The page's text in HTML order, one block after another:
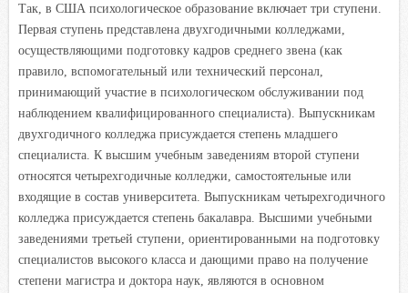
Так, в США психологическое образование включает три ступени.
Первая ступень представлена двухгодичными колледжами,
осуществляющими подготовку кадров среднего звена (как
правило, вспомогательный или технический персонал,
принимающий участие в психологическом обслуживании под
наблюдением квалифицированного специалиста). Выпускникам
двухгодичного колледжа присуждается степень младшего
специалиста. К высшим учебным заведениям второй ступени
относятся четырехгодичные колледжи, самостоятельные или
входящие в состав университета. Выпускникам четырехгодичного
колледжа присуждается степень бакалавра. Высшими учебными
заведениями третьей ступени, ориентированными на подготовку
специалистов высокого класса и дающими право на получение
степени магистра и доктора наук, являются в основном